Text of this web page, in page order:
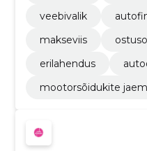
veebivalik
makseviis
erilahendus
mootorsõidukite